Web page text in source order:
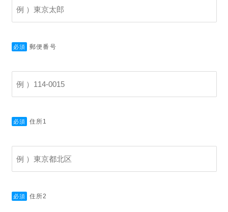
必須 郵便番号
必須 住所1
必須 住所2